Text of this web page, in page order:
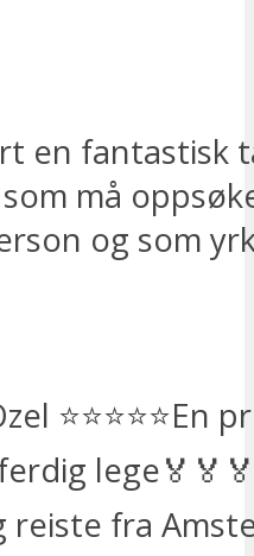
en fantastisk
må
og som
⭐⭐⭐⭐⭐En
fra